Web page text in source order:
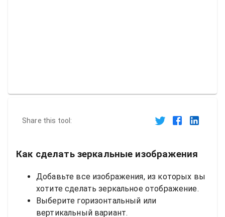
Share this tool:
Как сделать зеркальные изображения
Добавьте все изображения, из которых вы
хотите сделать зеркальное отображение.
Выберите горизонтальный или
вертикальный вариант.